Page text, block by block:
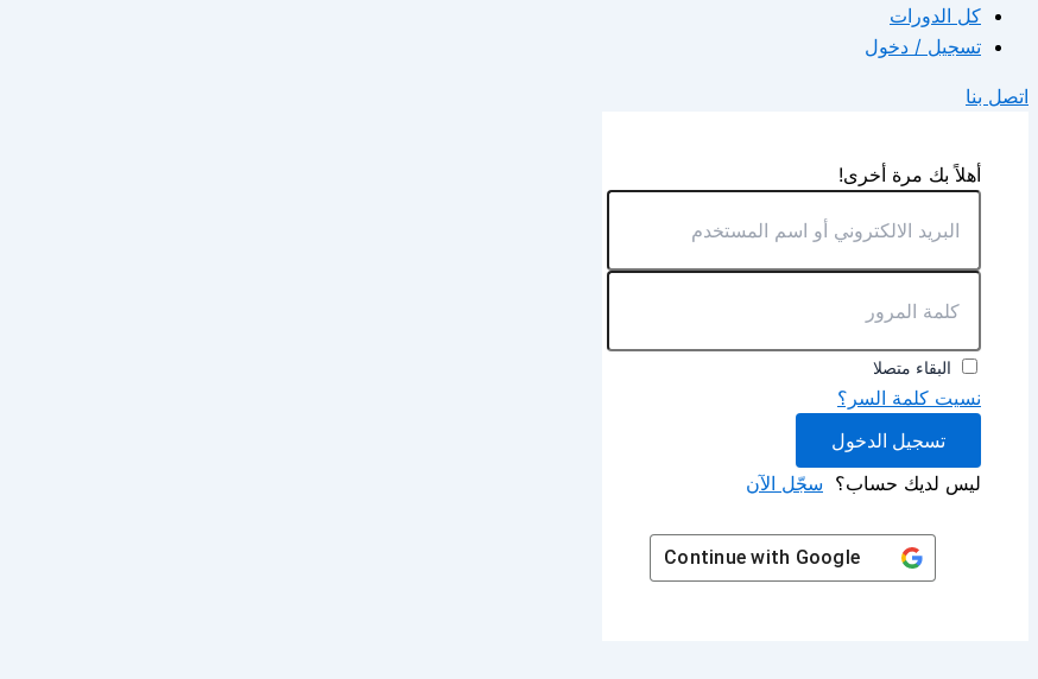
كل الدورات
تسجيل / دخول
اتصل بنا
أهلاً بك مرة أخرى!
البقاء متصلا
نسيت كلمة السر؟
تسجيل الدخول
ليس لديك حساب؟ سجّل الآن
Continue with Google